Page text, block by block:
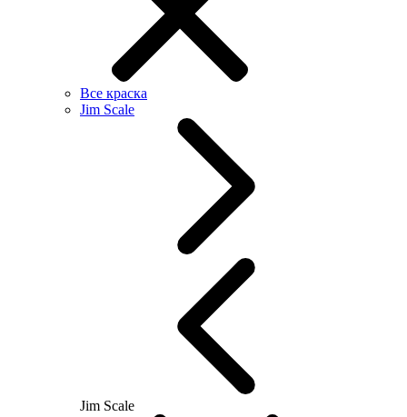
Все краска
Jim Scale
Jim Scale